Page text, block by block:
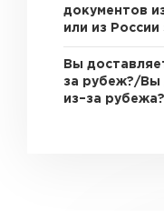
документов
или из России
Вы
за рубеж?/Вы
из–за рубежа?